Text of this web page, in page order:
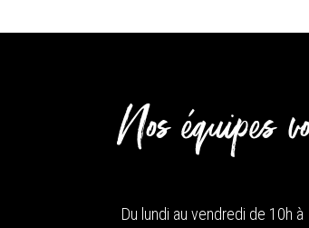
Nos équipes
Du lundi au vendredi de 10h à